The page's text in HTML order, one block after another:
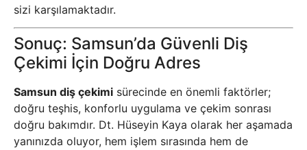
sizi karşılamaktadır.
Sonuç: Samsun’da Güvenli Diş
Çekimi İçin Doğru Adres
Samsun diş çekimi sürecinde en önemli faktörler;
doğru teşhis, konforlu uygulama ve çekim sonrası
doğru bakımdır. Dt. Hüseyin Kaya olarak her aşamada
yanınızda oluyor, hem işlem sırasında hem de